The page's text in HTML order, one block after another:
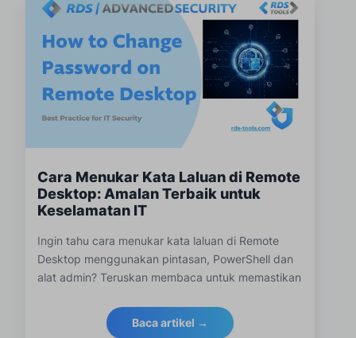
Cara Menukar Kata Laluan di Remote
Desktop: Amalan Terbaik untuk
Keselamatan IT
Ingin tahu cara menukar kata laluan di Remote
Desktop menggunakan pintasan, PowerShell dan
alat admin? Teruskan membaca untuk memastikan
Baca artikel →